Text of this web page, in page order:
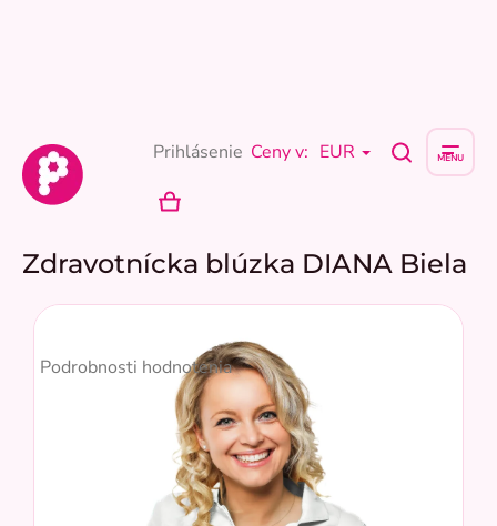
Ceny v: EUR
Prihlásenie
NÁKUPNÝ
Zdravotnícka blúzka DIANA Biela
hodnotenie
Podrobnosti hodnotenia